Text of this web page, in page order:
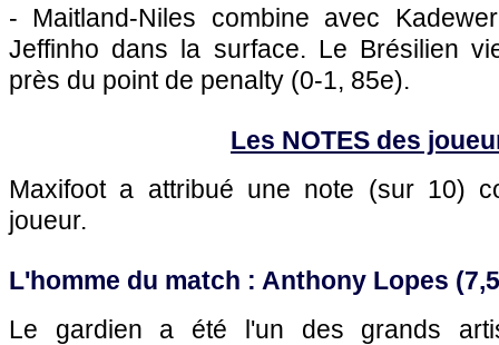
- Maitland-Niles combine avec
Jeffinho dans la surface. Le Brésilien
près du point de penalty (0-1, 85e).
Les NOTES des
Maxifoot a attribué une note (sur 10)
joueur.
L'homme du match : Anthony Lopes
Le gardien a été l'un des grands